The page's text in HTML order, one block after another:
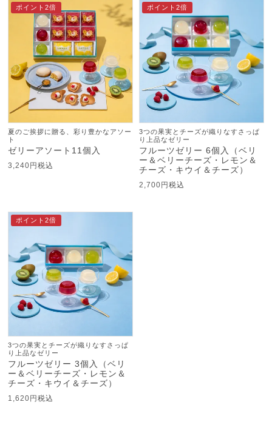
ポイント2倍
夏のご挨拶に贈る、彩り豊かなアソー
ト
ゼリーアソート11個入
3,240 税込
ポイント2倍
3つの果実とチーズが織りなすさっぱ
り上品なゼリー
フルーツゼリー 6個入（ベリ
ー＆ベリーチーズ・レモン＆
チーズ・キウイ＆チーズ）
2,700 税込
ポイント2倍
3つの果実とチーズが織りなすさっぱ
り上品なゼリー
フルーツゼリー 3個入（ベリ
ー＆ベリーチーズ・レモン＆
チーズ・キウイ＆チーズ）
1,620 税込